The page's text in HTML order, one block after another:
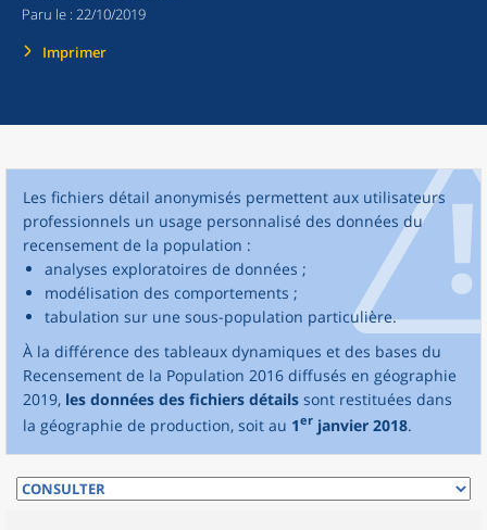
Paru le : 22/10/2019
Imprimer
Les fichiers détail anonymisés permettent aux utilisateurs
professionnels un usage personnalisé des données du
recensement de la population :
analyses exploratoires de données ;
modélisation des comportements ;
tabulation sur une sous-population particulière.
À la différence des tableaux dynamiques et des bases du
Recensement de la Population 2016 diffusés en géographie
2019, les données des fichiers détails sont restituées dans
la géographie de production, soit au 1er janvier 2018.